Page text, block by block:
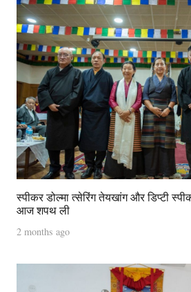
स्पीकर डोल्मा त्सेरिंग तेयखांग और डिप्टी
आज शपथ ली
2 months ago